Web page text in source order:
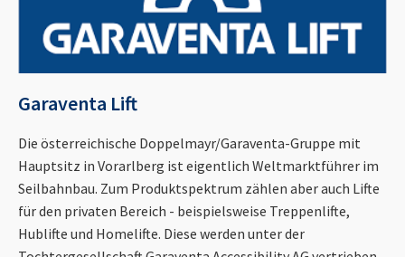
Garaventa Lift
Die österreichische Doppelmayr/Garaventa-Gruppe mit
Hauptsitz in Vorarlberg ist eigentlich Weltmarktführer im
Seilbahnbau. Zum Produktspektrum zählen aber auch Lifte
für den privaten Bereich - beispielsweise Treppenlifte,
Hublifte und Homelifte. Diese werden unter der